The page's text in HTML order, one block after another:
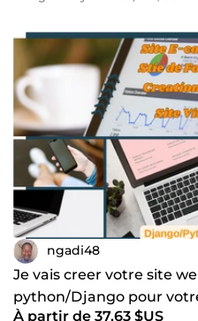
ngadi48
Je vais creer votre site
python/Django pour
À partir de 37,63 $US